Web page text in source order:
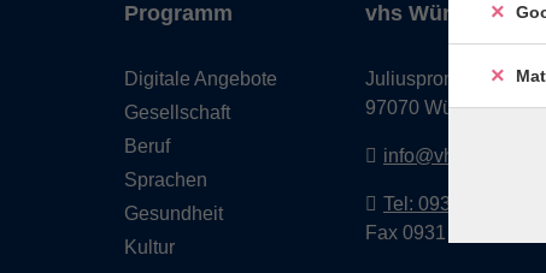
Programm
Digitale Angebote
Gesellschaft
Beruf
Sprachen
Gesundheit
Kultur
vhs Würzburg &
Juliuspromenade 68
97070 Würzburg
info@vhs-
Tel: 0931 35593 0
Fax 0931 35593-20